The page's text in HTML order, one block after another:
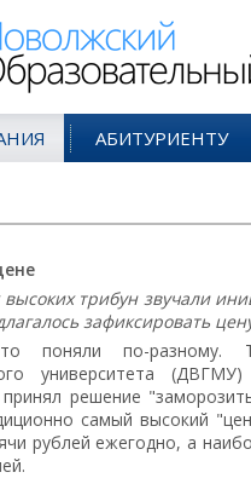
АБИТУРИЕНТУ
трибун звучали
зафиксировать
поняли по-разному.
университета
решение
самый высокий
рублей ежегодно, а